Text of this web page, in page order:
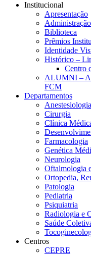
Institucional
Apresentação
Administração
Biblioteca
Prêmios
Identidade
Histórico –
Centro
ALUMNI –
FCM
Departamentos
Anestesiologia
Cirurgia
Clínica
Farmacologia
Genética
Neurologia
Oftalmologia
Ortopedia,
Patologia
Pediatria
Psiquiatria
Radiologia e
Saúde
Centros
CEPRE